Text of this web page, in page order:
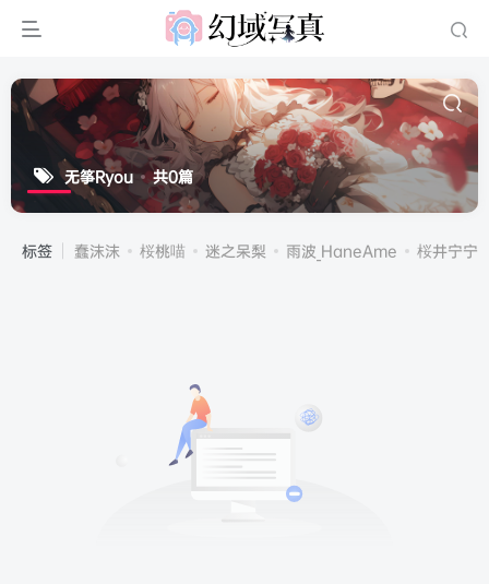
无筝Ryou 共0篇
标签 蠢沫沫 桜桃喵 迷之呆梨 雨波_HaneAme 桜井宁宁(